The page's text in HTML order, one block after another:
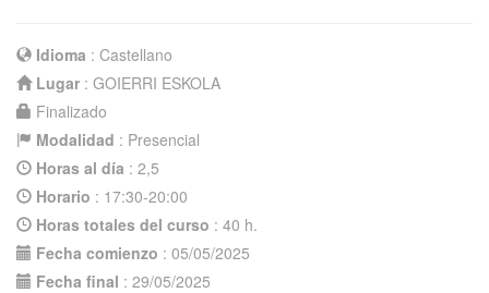
Idioma : Castellano
Lugar : GOIERRI ESKOLA
Finalizado
Modalidad : Presencial
Horas al día : 2,5
Horario : 17:30-20:00
Horas totales del curso : 40 h.
Fecha comienzo : 05/05/2025
Fecha final : 29/05/2025